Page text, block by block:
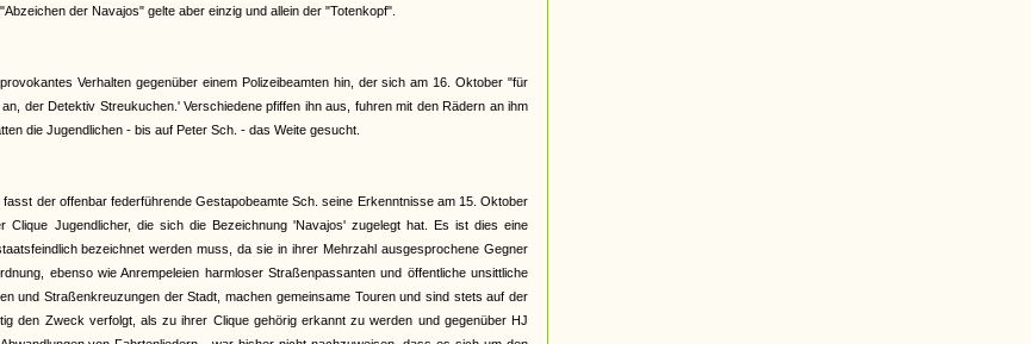
der Navajos" gelte aber einzig und allein der "Totenkopf".
Verhalten gegenüber einem Polizeibeamten hin, der sich am 16. Oktober "für
der Detektiv Streukuchen.' Verschiedene pfiffen ihn aus, fuhren mit den Rädern an ihm
die Jugendlichen - bis auf Peter Sch. - das Weite gesucht.
der offenbar federführende Gestapobeamte Sch. seine Erkenntnisse am 15. Oktober
Jugendlicher, die sich die Bezeichnung 'Navajos' zugelegt hat. Es ist dies eine
bezeichnet werden muss, da sie in ihrer Mehrzahl ausgesprochene Gegner
ebenso wie Anrempeleien harmloser Straßenpassanten und öffentliche unsittliche
und Straßenkreuzungen der Stadt, machen gemeinsame Touren und sind stets auf der
den Zweck verfolgt, als zu ihrer Clique gehörig erkannt zu werden und gegenüber HJ